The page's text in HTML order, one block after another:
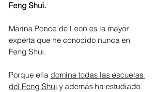
Feng Shui.
Marina Ponce de Leon es la mayor
experta que he conocido nunca en
Feng Shui.
Porque ella domina todas las escuelas
del Feng Shui y además ha estudiado